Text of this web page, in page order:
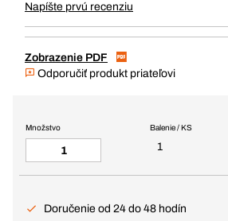
Napíšte prvú recenziu
Zobrazenie PDF
Odporučiť produkt priateľovi
Balenie / KS
1
Množstvo
Doručenie od 24 do 48 hodín